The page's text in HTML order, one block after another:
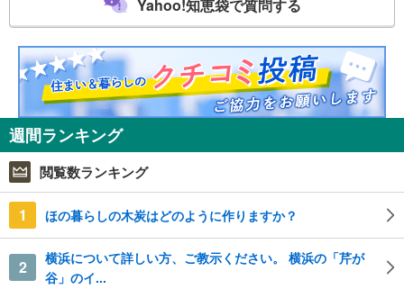
Yahoo!知恵袋で質問する
週間ランキング
閲覧数ランキング
1 ほの暮らしの木炭はどのように作りますか？
2
横浜について詳しい方、ご教示ください。 横浜の「芹が
谷」のイ...